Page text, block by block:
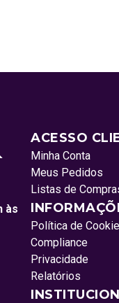
às
ACESSO
Minha Conta
Meus Pedidos
Listas de
Política de
Compliance
Privacidade
Relatórios